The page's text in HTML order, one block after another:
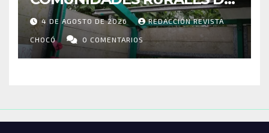
RIOSUCIO: ESCUELAS,
VIVIENDAS Y CEMENTERIO
ENTRE LOS AFECTADOS
4 DE AGOSTO DE 2026 REDACCIÓN REVISTA
CHOCÓ 0 COMENTARIOS